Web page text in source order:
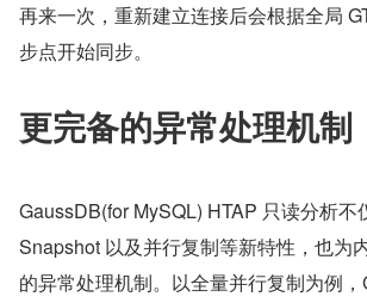
再来一次，重新建立连接后会根据全局
步点开始同步。
更完备的异常处理机制
GaussDB(for MySQL) HTAP 只读分析不
Snapshot 以及并行复制等新特性，也为
的异常处理机制。以全量并行复制为例